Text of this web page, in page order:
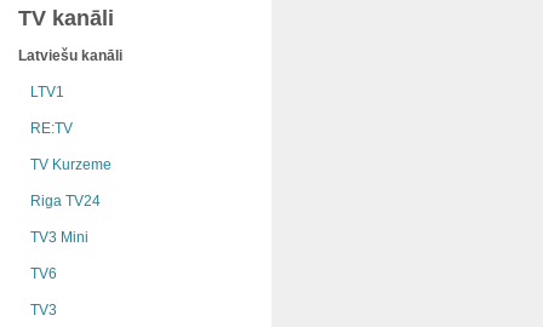
TV kanāli
Latviešu kanāli
LTV1
RE:TV
TV Kurzeme
Riga TV24
TV3 Mini
TV6
TV3